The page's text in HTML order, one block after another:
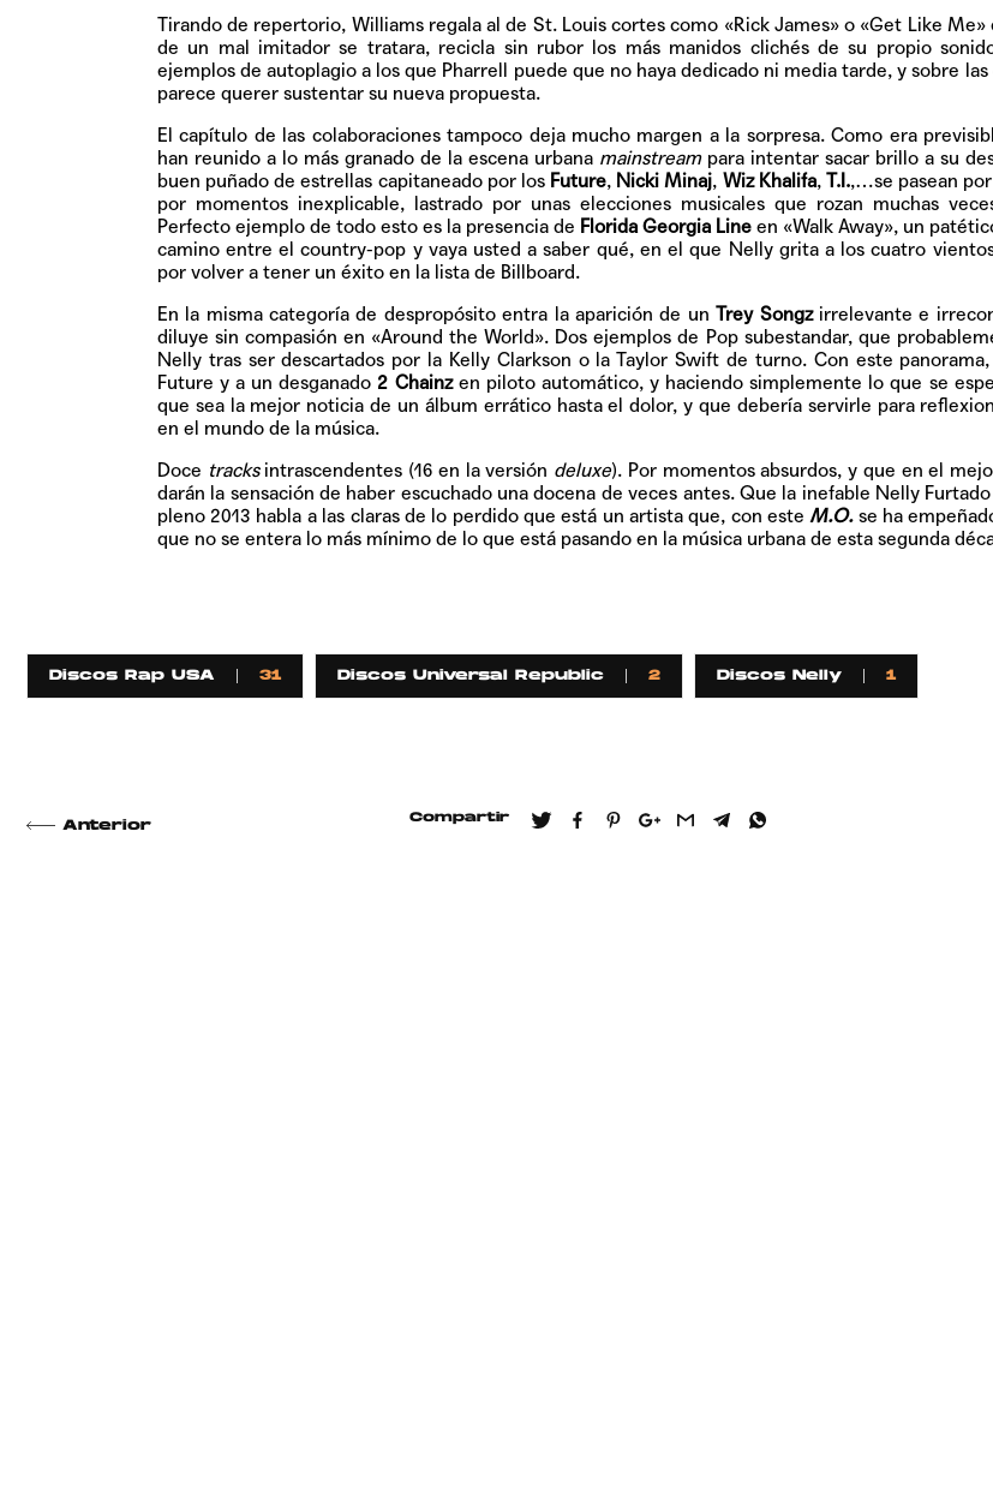
Tirando de repertorio, Williams regala al de St. Louis cortes como «Rick James» o «Get Like Me»
de un mal imitador se tratara, recicla sin rubor los más manidos clichés de su propio
ejemplos de autoplagio a los que Pharrell puede que no haya dedicado ni media tarde, y sobre
parece querer sustentar su nueva propuesta.
El capítulo de las colaboraciones tampoco deja mucho margen a la sorpresa. Como era
han reunido a lo más granado de la escena urbana mainstreampara intentar sacar brillo a su
buen puñado de estrellas capitaneado por los Future, Nicki Minaj, Wiz Khalifa, T.I.,…se pasean
por momentos inexplicable, lastrado por unas elecciones musicales que rozan muchas
Perfecto ejemplo de todo esto es la presencia de Florida Georgia Lineen «Walk Away», un
camino entre el country-pop y vaya usted a saber qué, en el que Nelly grita a los cuatro
por volver a tener un éxito en la lista de Billboard.
En la misma categoría de despropósito entra la aparición de unTrey Songzirrelevante e
diluye sin compasión en «Around the World». Dos ejemplos de Pop subestandar, que
Nelly tras ser descartados por la Kelly Clarkson o la Taylor Swift de turno. Con este
Future y a un desganado 2 Chainzen piloto automático, y haciendo simplemente lo que se
que sea la mejor noticia de un álbum errático hasta el dolor, y que debería servirle para
en el mundo de la música.
Doce tracksintrascendentes (16 en la versión deluxe). Por momentos absurdos, y que en el
darán la sensación de haber escuchado una docena de veces antes. Que la inefable Nelly
pleno 2013 habla a las claras de lo perdido que está un artista que, con esteM.O.se ha
que no se entera lo más mínimo de lo que está pasando en la música urbana de esta segunda
Discos Rap USA 31 Discos Universal Republic 2 Discos Nelly 1
Anterior
Compartir